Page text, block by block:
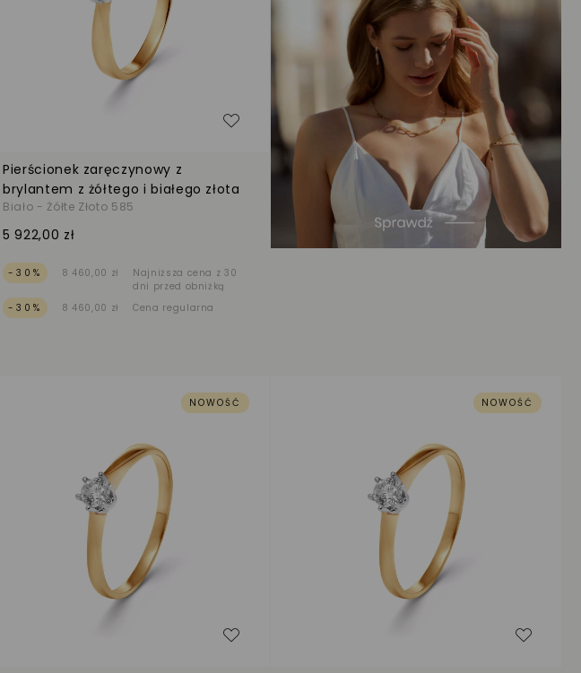
listy życzeń
Pierścionek zaręczynowy z
brylantem z żółtego i białego złota
Biało - Żółte Złoto 585
5 922,00 zł
-30% 8 460,00 zł
Najniższa cena z 30
dni przed obniżką
-30%
8 460,00 zł Cena regularna
Dodaj do listy życzeń
listy życzeń
NOWOŚĆ
Dodaj do listy życzeń
NOWOŚĆ
Dodaj